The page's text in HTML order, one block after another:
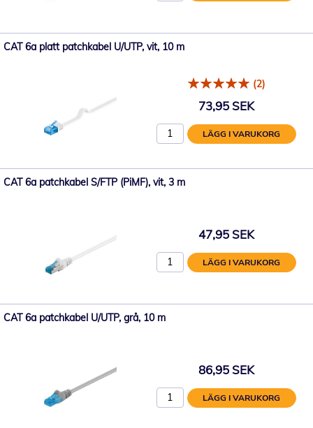
CAT 6a platt patchkabel U/UTP, vit, 10 m
(2)
73,95 SEK
LÄGG I VARUKORG
CAT 6a patchkabel S/FTP (PiMF), vit, 3 m
47,95 SEK
LÄGG I VARUKORG
CAT 6a patchkabel U/UTP, grå, 10 m
86,95 SEK
LÄGG I VARUKORG